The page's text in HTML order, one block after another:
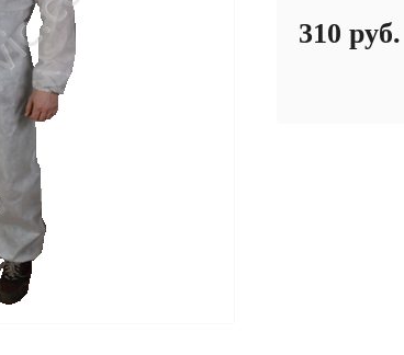
310 руб.